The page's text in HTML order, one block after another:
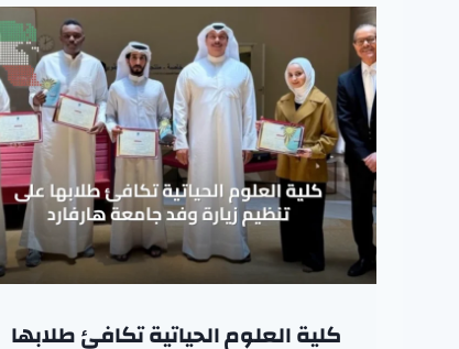
كلية العلوم الحياتية تكافئ طلابها